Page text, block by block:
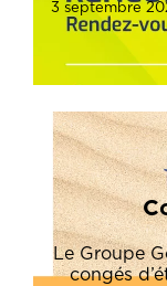
3 septembre
Le Groupe
congés